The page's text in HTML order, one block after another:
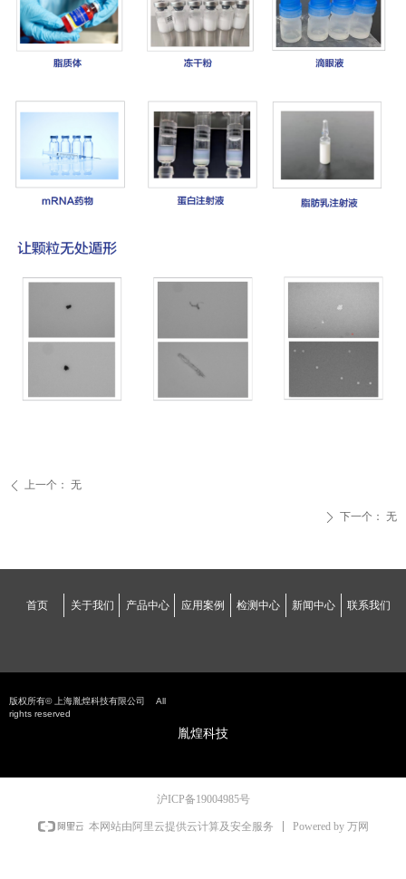
ꄴ 上一个： 无
ꄲ 下一个： 无
版权所有© 上海胤煌科技有限公司
All
rights reserved
胤煌科技
首页 关于我们 产品中心 应用案例 检测中心 新闻中心 联系我们
沪ICP备19004985号
本网站由阿里云提供云计算及安全服务 Powered by 万网